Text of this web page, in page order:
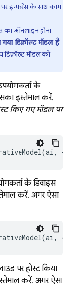
पर इन्फ़रेंस के साथ काम
का ऑनलाइन होना
गया डिफ़ॉल्ट मॉडल है
डिफ़ॉल्ट मॉडल को
के
इस्तेमाल करें.
किए गए मॉडल पर
(ai, {
के डिवाइस
करें. अगर ऐसा
(ai, {
पर होस्ट किया
करें. अगर ऐसा